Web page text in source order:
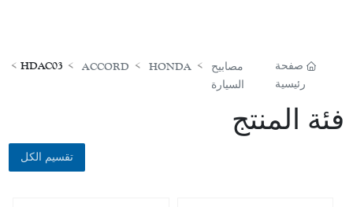
صفحة
رئيسية
مصابيح
السيارة
HONDA
ACCORD
HDAC03
فئة المنتج
تقسيم الكل